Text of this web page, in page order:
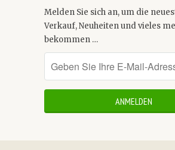
Melden Sie sich an, um die
Verkauf, Neuheiten und vieles
bekommen …